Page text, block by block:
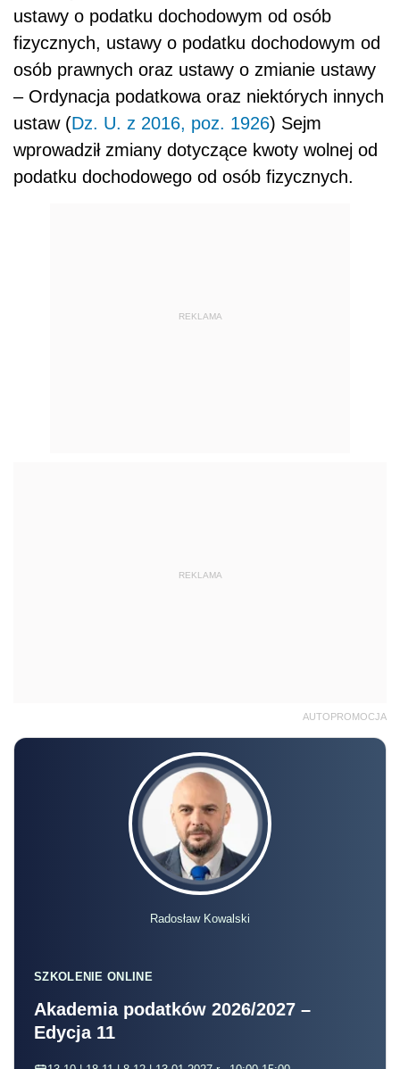
ustawy o podatku dochodowym od osób
fizycznych, ustawy o podatku dochodowym od
osób prawnych oraz ustawy o zmianie ustawy
– Ordynacja podatkowa oraz niektórych innych
ustaw (Dz. U. z 2016, poz. 1926) Sejm
wprowadził zmiany dotyczące kwoty wolnej od
podatku dochodowego od osób fizycznych.
REKLAMA
REKLAMA
AUTOPROMOCJA
Radosław Kowalski
SZKOLENIE ONLINE
Akademia podatków 2026/2027 –
Edycja 11